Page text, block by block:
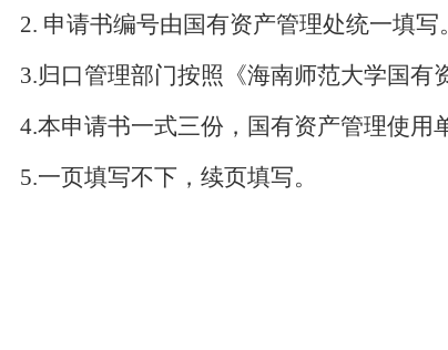
2. 申请书编号由国有资产管理处统一填写。
3.归口管理部门按照《海南师范大学国有
4.本申请书一式三份，国有资产管理使用
5.一页填写不下，续页填写。